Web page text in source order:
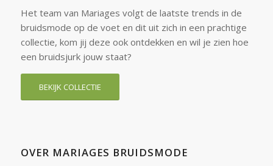
Het team van Mariages volgt de laatste trends in de
bruidsmode op de voet en dit uit zich in een prachtige
collectie, kom jij deze ook ontdekken en wil je zien hoe
een bruidsjurk jouw staat?
BEKIJK COLLECTIE
OVER MARIAGES BRUIDSMODE